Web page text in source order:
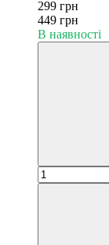
299 грн
449 грн
В наявності